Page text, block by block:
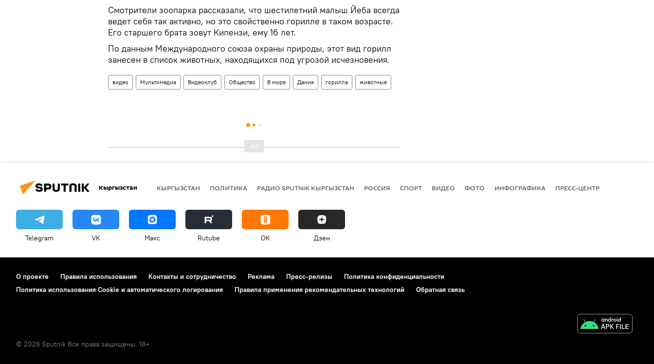
Смотрители зоопарка рассказали, что шестилетний малыш Йеба всегда
ведет себя так активно, но это свойственно горилле в таком возрасте.
Его старшего брата зовут Кипензи, ему 16 лет.
По данным Международного союза охраны природы, этот вид горилл
занесен в список животных, находящихся под угрозой исчезновения.
видео Мультимедиа Видеоклуб Общество В мире Дания горилла животные
Кыргызстан КЫРГЫЗСТАН ПОЛИТИКА РАДИО SPUTNIK КЫРГЫЗСТАН РОССИЯ СПОРТ ВИДЕО ФОТО ИНФОГРАФИКА ПРЕСС-ЦЕНТР
Telegram VK Макс Rutube OK Дзен
О проекте Правила использования Контакты и сотрудничество Реклама Пресс-релизы
Политика конфиденциальности
Политика использования Cookie и автоматического логирования
Правила применения рекомендательных технологий Обратная связь
© 2026 Sputnik Все права защищены. 18+